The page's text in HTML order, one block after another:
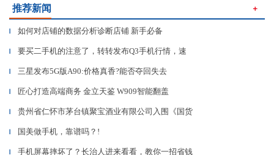
推荐新闻 ＋
▎ 如何对店铺的数据分析诊断店铺 新手必备
▎ 要买二手机的注意了，转转发布Q3手机行情，速
▎ 三星发布5G版A90:价格真香?能否夺回失去
▎ 匠心打造高端商务 金立天鉴 W909智能翻盖
▎ 贵州省仁怀市茅台镇聚宝酒业有限公司入围《国货
▎ 国美做手机，靠谱吗？!
手机屏幕摔坏了？长治人进来看看，教你一招省钱